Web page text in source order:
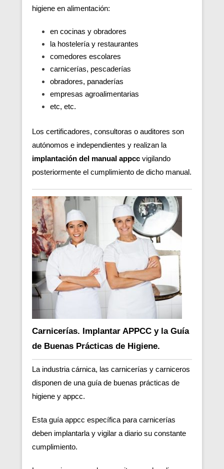
higiene en alimentación:
en cocinas y obradores
la hostelería y restaurantes
comedores escolares
carnicerías, pescaderías
obradores, panaderías
empresas agroalimentarias
etc, etc.
Los certificadores, consultoras o auditores son
autónomos e independientes y realizan la
implantación del manual appcc vigilando
posteriormente el cumplimiento de dicho manual.
Carnicerías. Implantar APPCC y la Guía
de Buenas Prácticas de Higiene.
La industria cárnica, las carnicerías y carniceros
disponen de una guía de buenas prácticas de
higiene y appcc.
Esta guía appcc específica para carnicerías
deben implantarla y vigilar a diario su constante
cumplimiento.